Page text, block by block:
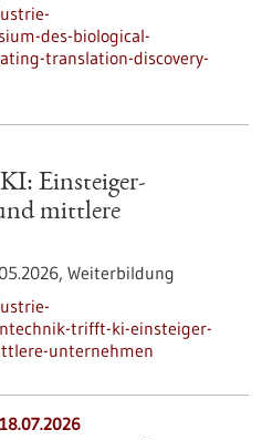
des-biological-
translation-discovery-
Einsteiger-
mittlere
Weiterbildung
trifft-ki-einsteiger-
unternehmen
18.07.2026